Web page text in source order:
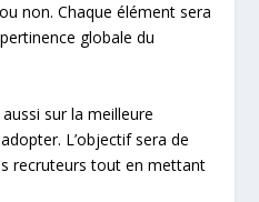
non. Chaque élément sera
globale du
sur la meilleure
L’objectif sera de
recruteurs tout en mettant